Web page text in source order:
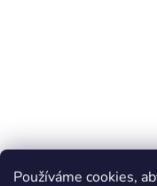
Používáme cookies,